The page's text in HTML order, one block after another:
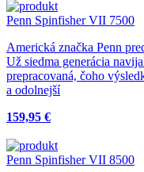
Penn Spinfisher VII 7500
Americká značka Penn
Už siedma generácia
prepracovaná, čoho
a odolnejší
159,95 €
Penn Spinfisher VII 8500